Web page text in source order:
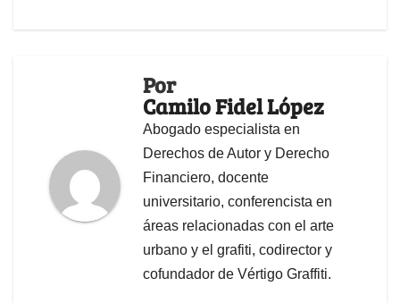
Por
Camilo Fidel López
Abogado especialista en
Derechos de Autor y Derecho
Financiero, docente
universitario, conferencista en
áreas relacionadas con el arte
urbano y el grafiti, codirector y
cofundador de Vértigo Graffiti.